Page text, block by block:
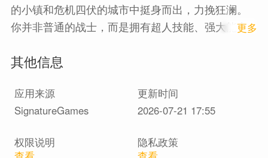
的小镇和危机四伏的城市中挺身而出，力挽狂澜。
你并非普通的战士，而是拥有超人技能、强大能力
际，挥舞绳索，释放内在力量，守护你的世界。是
火之中。
这不仅仅是一款游戏，更是一场充满动作、冒险、
战，从与黑帮分子战斗到阻止在小镇散播恐惧的危
1 更多
其他信息
应用来源
更新时间
SignatureGames
2026-07-21 17:55
权限说明
隐私政策